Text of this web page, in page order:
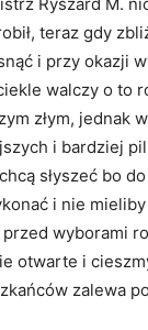
teraz gdy
i przy okazji
walczy o to
złym, jednak
i bardziej
słyszeć bo
i nie
wyborami
otwarte i
zalewa